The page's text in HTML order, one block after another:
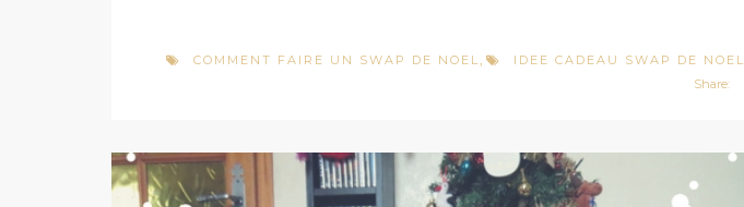
COMMENT FAIRE UN SWAP DE NOEL IDEE CADEAU SWAP DE NOEL
Share: